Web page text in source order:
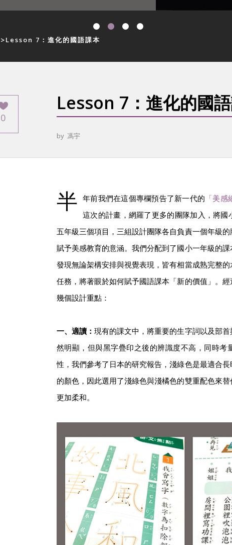
Lesson 7：進化的國語課本
0
Lesson 7：進化的國
by 馮宇
半 年前我們在這個專欄預告了新一代的 「美
這次的計畫，網羅了更多的團隊加入，將國
五年級三個項目，三組設計團隊各自負責一個年級
賦予美感教育的意涵。我們分配到了國小一年級的課
發現無論架構安排與視覺表現，皆有相當成熟完整
任務，將著眼於如何賦予國語課本「新的價值」。
幾個設計重點：
一、適讀：現有的課文中，將重要的生字詞以及部
然明顯，但與黑字疊印之後的辨識度不高，同時考
性，我們參考了日本的研究報告，淺綠色是最適合
的顏色，因此選用了淺綠色與淺橘色的雙重配色來
更加柔和。